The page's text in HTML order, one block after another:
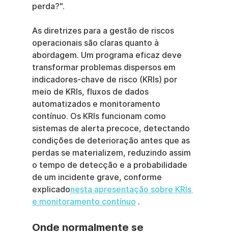
perda?".
As diretrizes para a gestão de riscos
operacionais são claras quanto à
abordagem. Um programa eficaz deve
transformar problemas dispersos em
indicadores-chave de risco (KRIs) por
meio de KRIs, fluxos de dados
automatizados e monitoramento
contínuo. Os KRIs funcionam como
sistemas de alerta precoce, detectando
condições de deterioração antes que as
perdas se materializem, reduzindo assim
o tempo de detecção e a probabilidade
de um incidente grave, conforme
explicadonesta apresentação sobre KRIs
e monitoramento contínuo .
Onde normalmente se